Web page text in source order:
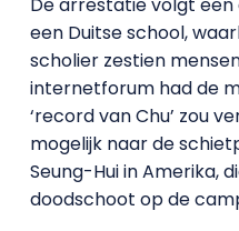
een Duitse school,
scholier zestien
internetforum had de
‘record van Chu’ zou
mogelijk naar de
Seung-Hui in Amerika,
doodschoot op de